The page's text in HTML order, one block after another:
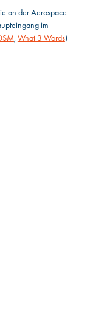
an der Aerospace
im
, What 3 Words)